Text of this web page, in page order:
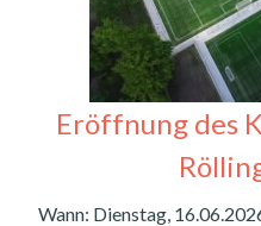
Eröffnung des
Wann: Dienstag,